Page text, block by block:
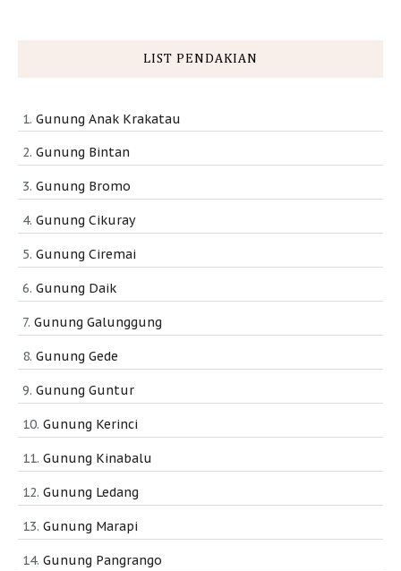
LIST PENDAKIAN
Gunung Anak Krakatau
Gunung Bintan
Gunung Bromo
Gunung Cikuray
Gunung Ciremai
Gunung Daik
Gunung Galunggung
Gunung Gede
Gunung Guntur
Gunung Kerinci
Gunung Kinabalu
Gunung Ledang
Gunung Marapi
Gunung Pangrango